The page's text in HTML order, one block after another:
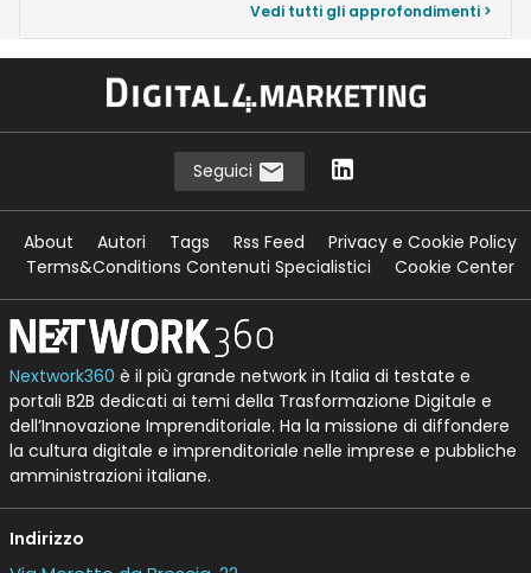
Vedi tutti gli approfondimenti >
Seguici
About Autori Tags Rss Feed
Privacy e Cookie Policy
Terms&Conditions Contenuti Specialistici
Cookie Center
Nextwork360 è il più grande network in Italia di testate e
portali B2B dedicati ai temi della Trasformazione Digitale e
dell’Innovazione Imprenditoriale. Ha la missione di diffondere
la cultura digitale e imprenditoriale nelle imprese e pubbliche
amministrazioni italiane.
Indirizzo